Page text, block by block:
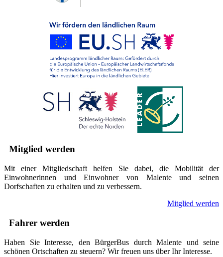
Mitglied werden
Mit einer Mitgliedschaft helfen Sie dabei, die Mobilität der
Einwohnerinnen und Einwohner von Malente und seinen
Dorfschaften zu erhalten und zu verbessern.
Mitglied werden
Fahrer werden
Haben Sie Interesse, den BürgerBus durch Malente und seine
schönen Ortschaften zu steuern? Wir freuen uns über Ihr Interesse.